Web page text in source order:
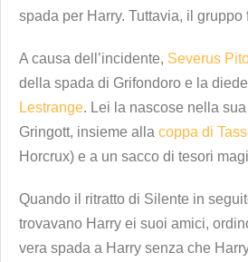
spada per Harry. Tuttavia, il gruppo
A causa dell’incidente, Severus
della spada di Grifondoro e la
Lestrange. Lei la nascose nella
Gringott, insieme alla coppa di
Horcrux) e a un sacco di tesori
Quando il ritratto di Silente in
trovavano Harry ei suoi amici,
vera spada a Harry senza che